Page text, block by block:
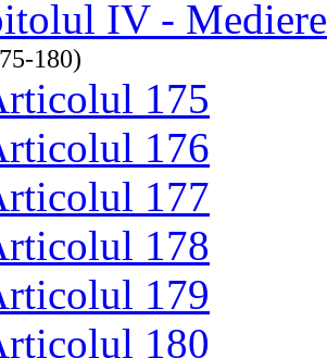
IV -
180)
175
176
177
178
179
180